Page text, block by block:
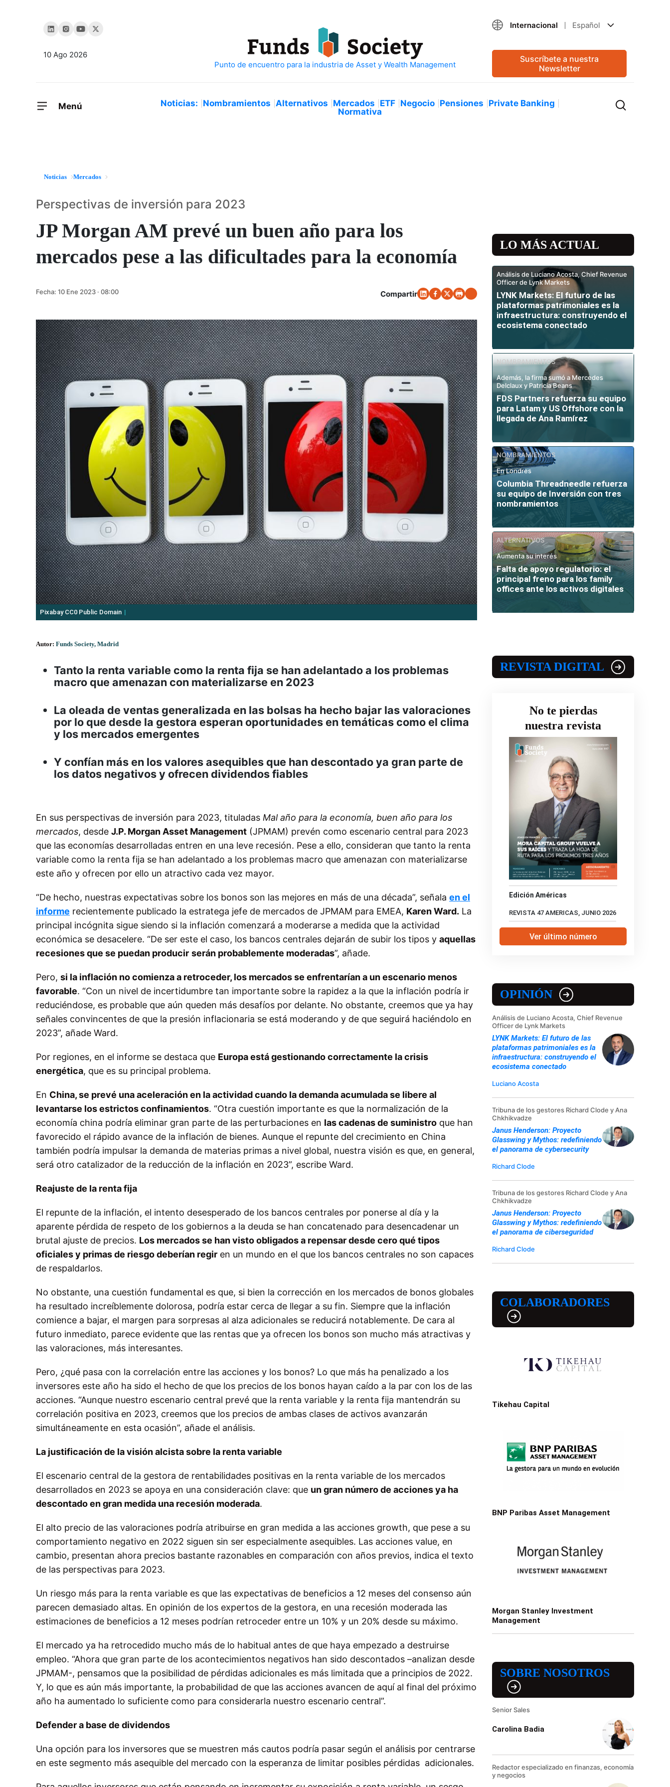
10 Ago 2026
Internacional Español
Suscríbete a nuestra
Newsletter
Menú Noticias: Nombramientos Alternativos Mercados ETF Negocio Pensiones Private Banking
Normativa
Noticias Mercados
JP Morgan AM prevé un buen año para los
mercados pese a las dificultades para la economía
Perspectivas de inversión para 2023
Fecha: 10 Ene 2023 · 08:00 Compartir
Pixabay CC0 Public Domain
Autor: Funds Society, Madrid
Tanto la renta variable como la renta fija se han adelantado a los problemas
macro que amenazan con materializarse en 2023
La oleada de ventas generalizada en las bolsas ha hecho bajar las valoraciones
por lo que desde la gestora esperan oportunidades en temáticas como el clima
y los mercados emergentes
Y confían más en los valores asequibles que han descontado ya gran parte de
los datos negativos y ofrecen dividendos fiables
En sus perspectivas de inversión para 2023, tituladas Mal año para la economía, buen año para los
mercados, desde J.P. Morgan Asset Management (JPMAM) prevén como escenario central para 2023
que las economías desarrolladas entren en una leve recesión. Pese a ello, consideran que tanto la renta
variable como la renta fija se han adelantado a los problemas macro que amenazan con materializarse
este año y ofrecen por ello un atractivo cada vez mayor.
“De hecho, nuestras expectativas sobre los bonos son las mejores en más de una década”, señala en el
informe recientemente publicado la estratega jefe de mercados de JPMAM para EMEA, Karen Ward. La
principal incógnita sigue siendo si la inflación comenzará a moderarse a medida que la actividad
económica se desacelere. “De ser este el caso, los bancos centrales dejarán de subir los tipos y aquellas
recesiones que se puedan producir serán probablemente moderadas”, añade.
Pero, si la inflación no comienza a retroceder, los mercados se enfrentarían a un escenario menos
favorable. “Con un nivel de incertidumbre tan importante sobre la rapidez a la que la inflación podría ir
reduciéndose, es probable que aún queden más desafíos por delante. No obstante, creemos que ya hay
señales convincentes de que la presión inflacionaria se está moderando y de que seguirá haciéndolo en
2023”, añade Ward.
Por regiones, en el informe se destaca que Europa está gestionando correctamente la crisis
energética, que es su principal problema.
En China, se prevé una aceleración en la actividad cuando la demanda acumulada se libere al
levantarse los estrictos confinamientos. “Otra cuestión importante es que la normalización de la
economía china podría eliminar gran parte de las perturbaciones en las cadenas de suministro que han
favorecido el rápido avance de la inflación de bienes. Aunque el repunte del crecimiento en China
también podría impulsar la demanda de materias primas a nivel global, nuestra visión es que, en general,
será otro catalizador de la reducción de la inflación en 2023”, escribe Ward.
Reajuste de la renta fija
El repunte de la inflación, el intento desesperado de los bancos centrales por ponerse al día y la
aparente pérdida de respeto de los gobiernos a la deuda se han concatenado para desencadenar un
brutal ajuste de precios. Los mercados se han visto obligados a repensar desde cero qué tipos
oficiales y primas de riesgo deberían regir en un mundo en el que los bancos centrales no son capaces
de respaldarlos.
No obstante, una cuestión fundamental es que, si bien la corrección en los mercados de bonos globales
ha resultado increíblemente dolorosa, podría estar cerca de llegar a su fin. Siempre que la inflación
comience a bajar, el margen para sorpresas al alza adicionales se reducirá notablemente. De cara al
futuro inmediato, parece evidente que las rentas que ya ofrecen los bonos son mucho más atractivas y
las valoraciones, más interesantes.
Pero, ¿qué pasa con la correlación entre las acciones y los bonos? Lo que más ha penalizado a los
inversores este año ha sido el hecho de que los precios de los bonos hayan caído a la par con los de las
acciones. “Aunque nuestro escenario central prevé que la renta variable y la renta fija mantendrán su
correlación positiva en 2023, creemos que los precios de ambas clases de activos avanzarán
simultáneamente en esta ocasión”, añade el análisis.
La justificación de la visión alcista sobre la renta variable
El escenario central de la gestora de rentabilidades positivas en la renta variable de los mercados
desarrollados en 2023 se apoya en una consideración clave: que un gran número de acciones ya ha
descontado en gran medida una recesión moderada.
El alto precio de las valoraciones podría atribuirse en gran medida a las acciones growth, que pese a su
comportamiento negativo en 2022 siguen sin ser especialmente asequibles. Las acciones value, en
cambio, presentan ahora precios bastante razonables en comparación con años previos, indica el texto
de las perspectivas para 2023.
Un riesgo más para la renta variable es que las expectativas de beneficios a 12 meses del consenso aún
parecen demasiado altas. En opinión de los expertos de la gestora, en una recesión moderada las
estimaciones de beneficios a 12 meses podrían retroceder entre un 10% y un 20% desde su máximo.
El mercado ya ha retrocedido mucho más de lo habitual antes de que haya empezado a destruirse
empleo. “Ahora que gran parte de los acontecimientos negativos han sido descontados –analizan desde
JPMAM-, pensamos que la posibilidad de pérdidas adicionales es más limitada que a principios de 2022.
Y, lo que es aún más importante, la probabilidad de que las acciones avancen de aquí al final del próximo
año ha aumentado lo suficiente como para considerarla nuestro escenario central”.
Defender a base de dividendos
Una opción para los inversores que se muestren más cautos podría pasar según el análisis por centrarse
en este segmento más asequible del mercado con la esperanza de limitar posibles pérdidas adicionales.
LO MÁS ACTUAL
Análisis de Luciano Acosta, Chief Revenue
Officer de Lynk Markets
LYNK Markets: El futuro de las
plataformas patrimoniales es la
infraestructura: construyendo el
ecosistema conectado
NOMBRAMIENTOS
Además, la firma sumó a Mercedes
Delclaux y Patricia Beans
FDS Partners refuerza su equipo
para Latam y US Offshore con la
llegada de Ana Ramírez
NOMBRAMIENTOS
En Londres
Columbia Threadneedle refuerza
su equipo de Inversión con tres
nombramientos
ALTERNATIVOS
Aumenta su interés
Falta de apoyo regulatorio: el
principal freno para los family
offices ante los activos digitales
REVISTA DIGITAL
No te pierdas
nuestra revista
Edición Américas
REVISTA 47 AMERICAS, JUNIO 2026
Ver último número
OPINIÓN
Análisis de Luciano Acosta, Chief Revenue
Officer de Lynk Markets
LYNK Markets: El futuro de las
plataformas patrimoniales es la
infraestructura: construyendo el
ecosistema conectado
Luciano Acosta
Tribuna de los gestores Richard Clode y Ana
Chkhikvadze
Janus Henderson: Proyecto
Glasswing y Mythos: redefiniendo
el panorama de cybersecurity
Richard Clode
Tribuna de los gestores Richard Clode y Ana
Chkhikvadze
Janus Henderson: Proyecto
Glasswing y Mythos: redefiniendo
el panorama de ciberseguridad
Richard Clode
COLABORADORES
Tikehau Capital
BNP Paribas Asset Management
Morgan Stanley Investment
Management
SOBRE NOSOTROS
Senior Sales
Carolina Badia
Redactor especializado en finanzas, economía
y negocios